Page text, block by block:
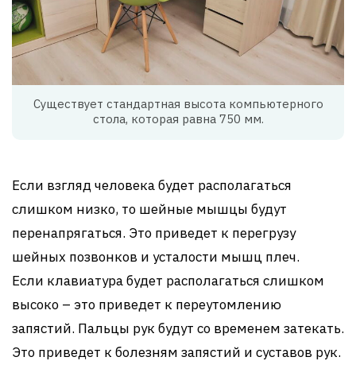
Существует стандартная высота компьютерного
стола, которая равна 750 мм.
Если взгляд человека будет располагаться
слишком низко, то шейные мышцы будут
перенапрягаться. Это приведет к перегрузу
шейных позвонков и усталости мышц плеч.
Если клавиатура будет располагаться слишком
высоко – это приведет к переутомлению
запястий. Пальцы рук будут со временем затекать.
Это приведет к болезням запястий и суставов рук.